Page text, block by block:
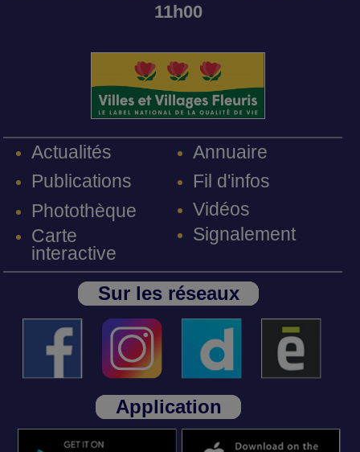
11h00
Actualités
Publications
Photothèque
Carte
interactive
Annuaire
Fil d'infos
Vidéos
Signalement
Sur les réseaux
Application